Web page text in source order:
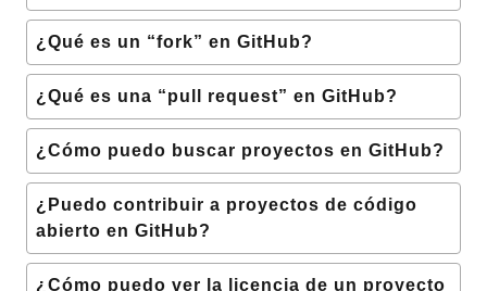
¿Qué es un “fork” en GitHub?
¿Qué es una “pull request” en GitHub?
¿Cómo puedo buscar proyectos en GitHub?
¿Puedo contribuir a proyectos de código
abierto en GitHub?
¿Cómo puedo ver la licencia de un proyecto